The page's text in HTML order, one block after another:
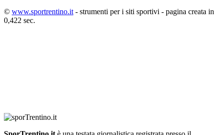
© www.sportrentino.it- strumenti per i siti sportivi - pagina creata in
0,422 sec.